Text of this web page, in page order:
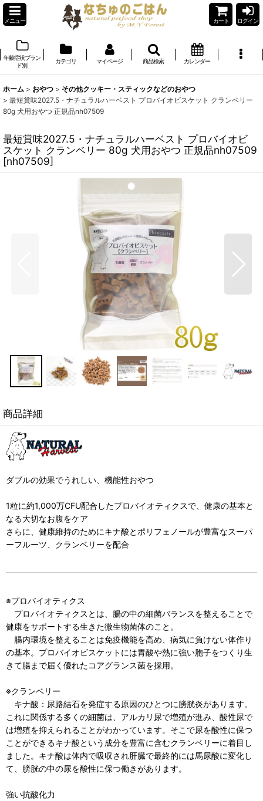
メニュー カート ログイン
年齢症状ブラン
ド別
カテゴリ マイページ 商品検索 カレンダー
ホーム > おやつ > その他クッキー・スティックなどのおやつ
> 最短賞味2027.5・ナチュラルハーベスト プロバイオビスケット クランベリー
80g 犬用おやつ 正規品nh07509
最短賞味2027.5・ナチュラルハーベスト プロバイオビ
スケット クランベリー 80g 犬用おやつ 正規品nh07509
[nh07509]
商品詳細
ダブルの効果でうれしい、機能性おやつ
1粒に約1,000万CFU配合したプロバイオティクスで、健康の基本と
なる大切なお腹をケア
さらに、健康維持のためにキナ酸とポリフェノールが豊富なスーパ
ーフルーツ、クランベリーを配合
※プロバイオティクス
プロバイオティクスとは、腸の中の細菌バランスを整えることで
健康をサポートする生きた微生物菌体のこと。
腸内環境を整えることは免疫機能を高め、病気に負けない体作り
の基本。プロバイオビスケットには胃酸や熱に強い胞子をつくり生
きて腸まで届く優れたコアグランス菌を採用。
※クランベリー
キナ酸：尿路結石を発症する原因のひとつに膀胱炎があります。
これに関係する多くの細菌は、アルカリ尿で増殖が進み、酸性尿で
は増殖を抑えられることがわかっています。そこで尿を酸性に保つ
ことができるキナ酸という成分を豊富に含むクランベリーに着目し
ました。キナ酸は体内で吸収され肝臓で最終的には馬尿酸に変化し
て、膀胱の中の尿を酸性に保つ働きがあります。
強い抗酸化力